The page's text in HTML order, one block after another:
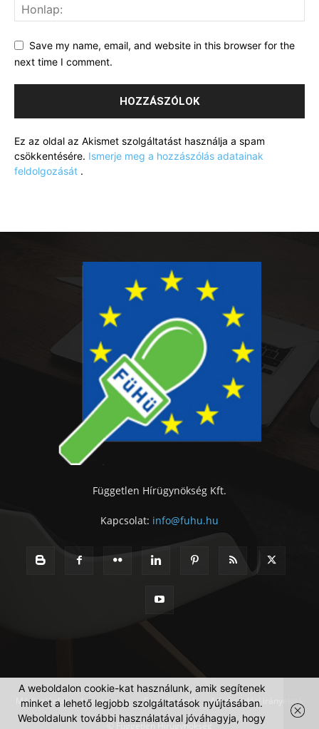
Save my name, email, and website in this browser for the
next time I comment.
Ez az oldal az Akismet szolgáltatást használja a spam
csökkentésére. Ismerje meg a hozzászólás adatainak
feldolgozását .
Független Hírügynökség Kft.
Kapcsolat: info@fuhu.hu
Médiaajánlat Impresszum Szerzői jogok Adatkezelési irányelvek
© Független Hírügynökség
A weboldalon cookie-kat használunk, amik segítenek
minket a lehető legjobb szolgáltatások nyújtásában.
Weboldalunk további használatával jóváhagyja, hogy